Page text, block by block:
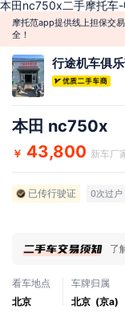
本田nc750x二手摩托车-
摩托范app提供线上担保交
全！
行途机车俱
本田 nc750x
￥ 43,800 新车厂
已传行驶证 0次过户
了
看车地点
北京
车牌归属
北京 (京a)